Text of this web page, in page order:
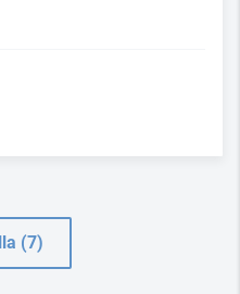
(7)